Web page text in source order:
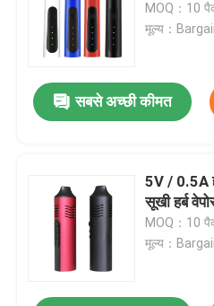
MOQ：10
मूल्य：
सबसे अच्छी कीमत
5V / 0.5A
सूखी हर्ब
MOQ：10
मूल्य：